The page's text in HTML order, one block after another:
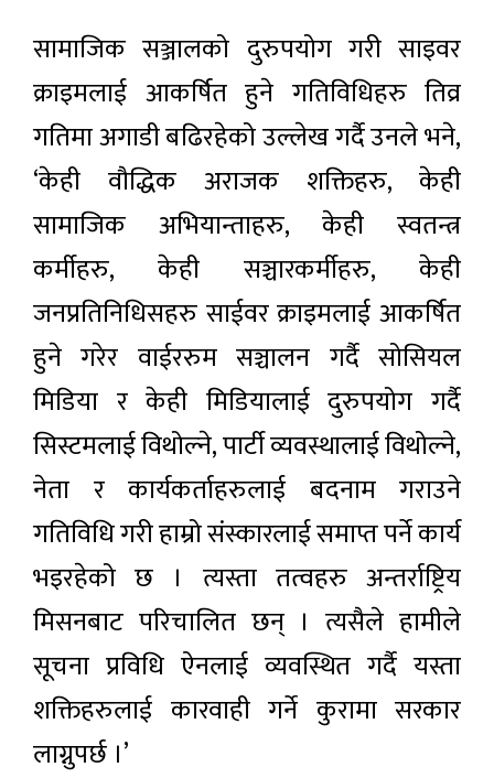
सामाजिक सञ्जालको दुरुपयोग गरी साइवर
क्राइमलाई आकर्षित हुने गतिविधिहरु तिव्र
गतिमा अगाडी बढिरहेको उल्लेख गर्दै उनले भने,
‘केही वौद्धिक अराजक शक्तिहरु, केही
सामाजिक अभियान्ताहरु, केही स्वतन्त्र
कर्मीहरु, केही सञ्चारकर्मीहरु, केही
जनप्रतिनिधिसहरु साईवर क्राइमलाई आकर्षित
हुने गरेर वाईररुम सञ्चालन गर्दै सोसियल
मिडिया र केही मिडियालाई दुरुपयोग गर्दै
सिस्टमलाई विथोल्ने, पार्टी व्यवस्थालाई विथोल्ने,
नेता र कार्यकर्ताहरुलाई बदनाम गराउने
गतिविधि गरी हाम्रो संस्कारलाई समाप्त पर्ने कार्य
भइरहेको छ । त्यस्ता तत्वहरु अन्तर्राष्ट्रिय
मिसनबाट परिचालित छन् । त्यसैले हामीले
सूचना प्रविधि ऐनलाई व्यवस्थित गर्दै यस्ता
शक्तिहरुलाई कारवाही गर्ने कुरामा सरकार
लाग्नुपर्छ ।’